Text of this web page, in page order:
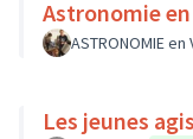
ASTRONOMIE en
Les jeunes